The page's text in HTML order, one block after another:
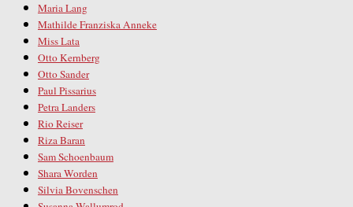
Maria Lang
Mathilde Franziska Anneke
Miss Lata
Otto Kernberg
Otto Sander
Paul Pissarius
Petra Landers
Rio Reiser
Riza Baran
Sam Schoenbaum
Shara Worden
Silvia Bovenschen